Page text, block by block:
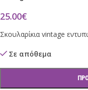
25.00€
Σκουλαρίκια vintage
Σε απόθεμα